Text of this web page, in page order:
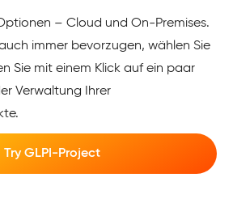
– Cloud und On-Premises.
immer bevorzugen, wählen Sie
Sie mit einem Klick auf ein paar
Verwaltung Ihrer
Try GLPI-Project